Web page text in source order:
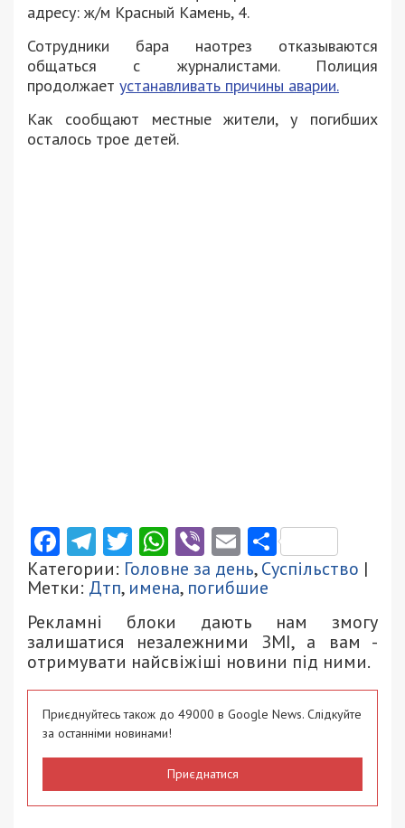
адресу: ж/м Красный Камень, 4.
Сотрудники бара наотрез отказываются
общаться с журналистами. Полиция
продолжает устанавливать причины аварии.
Как сообщают местные жители, у погибших
осталось трое детей.
Facebook
Telegram
Twitter
WhatsApp
ViberEmail
Категории: Головне за день,Суспільство |
Метки: Дтп, имена, погибшие
Рекламні блоки дають нам змогу
залишатися незалежними ЗМІ, а вам -
отримувати найсвіжіші новини під ними.
Приєднуйтесь також до 49000 в Google News. Слідкуйте
за останніми новинами!
Приєднатися